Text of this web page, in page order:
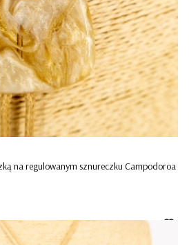
na regulowanym sznureczku Campodoroa